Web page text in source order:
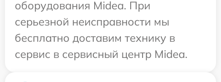
оборудования Midea. При
серьезной неисправности мы
бесплатно доставим технику в
сервис в сервисный центр Midea.